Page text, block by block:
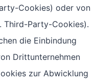
Cookies) oder von
Third-Party-Cookies).
die Einbindung
Drittunternehmen
zur Abwicklung